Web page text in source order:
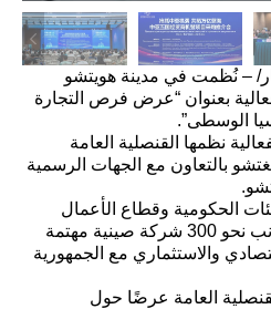
30 أبريل 2026 /قابار/ – نُظمت في مدينة هويتشو
بعنوان “عرض فرص التجارة
الوسطى”.
نظمها القنصلية العامة
بالتعاون مع الجهات الرسمية
الحكومية وقطاع الأعمال
والجمعيات القطاعية، إلى جانب نحو 300 شركة صينية مهتمة
والاستثماري مع الجمهورية
العامة عرضًا حول